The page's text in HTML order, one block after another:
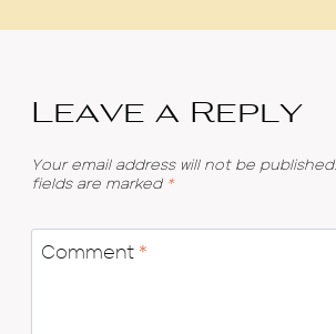
Leave a Reply
Your email address will not be published.
fields are marked *
Comment *